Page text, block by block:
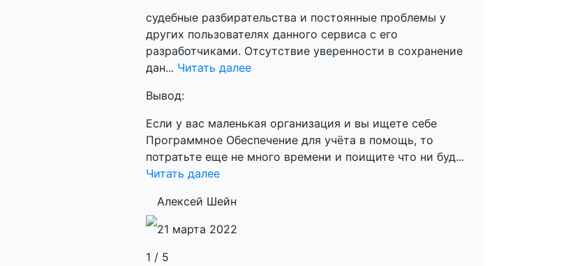
судебные разбирательства и постоянные проблемы у
других пользователях данного сервиса с его
разработчиками. Отсутствие уверенности в сохранение
дан... Читать далее
Вывод:
Если у вас маленькая организация и вы ищете себе
Программное Обеспечение для учёта в помощь, то
потратьте еще не много времени и поищите что ни буд...
Читать далее
Алексей Шейн
21 марта 2022
1 / 5